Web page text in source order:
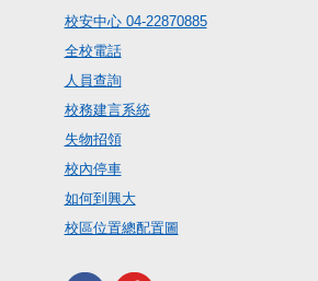
校安中心 04-22870885
全校電話
人員查詢
校務建言系統
失物招領
校內停車
如何到興大
校區位置總配置圖